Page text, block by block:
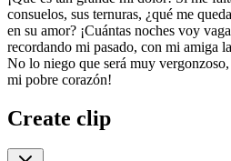
consuelos, sus ternuras, ¿qué me
en su amor? ¡Cuántas noches voy
recordando mi pasado, con mi amiga
No lo niego que será muy
mi pobre corazón!
Create clip